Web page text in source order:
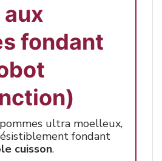
aux
fondant
ultra moelleux,
fondant
cuisson.